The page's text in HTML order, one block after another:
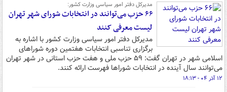
مدیرکل دفتر امور سیاسی وزارت کشور:
۶۶ حزب می‌توانند در انتخابات شورای شهر تهران
لیست معرفی کنند
مدیرکل دفتر امور سیاسی وزارت کشور با اشاره به
برگزاری تناسبی انتخابات هفتمین دوره شوراهای
اسلامی شهر در تهران گفت: ۵۹ حزب ملی و هفت حزب استانی در شهر تهران
می‌توانند سال آینده در انتخابات شوراها فهرست ارائه کنند.
۱۲ آذر ۰۴ - ۱۸:۱۳